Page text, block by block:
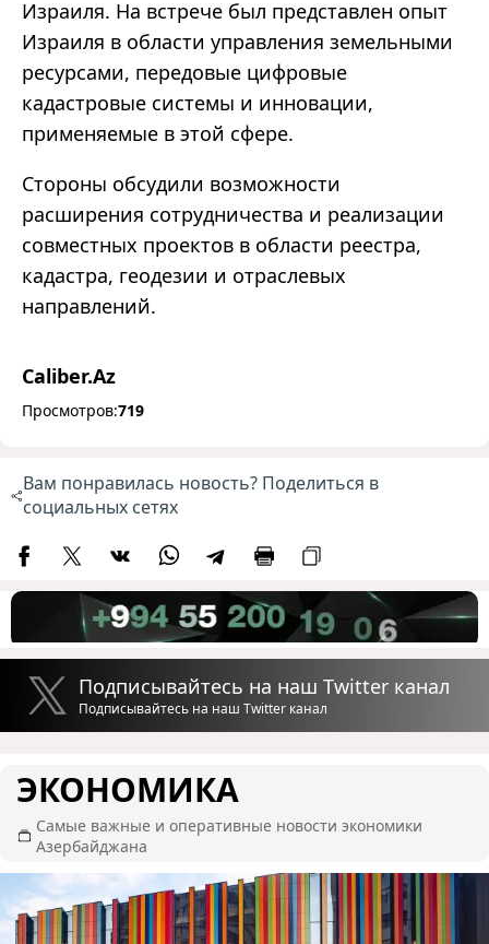
Израиля. На встрече был представлен опыт
Израиля в области управления земельными
ресурсами, передовые цифровые
кадастровые системы и инновации,
применяемые в этой сфере.
Стороны обсудили возможности
расширения сотрудничества и реализации
совместных проектов в области реестра,
кадастра, геодезии и отраслевых
направлений.
Caliber.Az
Просмотров:719
Вам понравилась новость? Поделиться в
социальных сетях
Подписывайтесь на наш Twitter канал
Подписывайтесь на наш Twitter канал
ЭКОНОМИКА
Самые важные и оперативные новости экономики
Азербайджана